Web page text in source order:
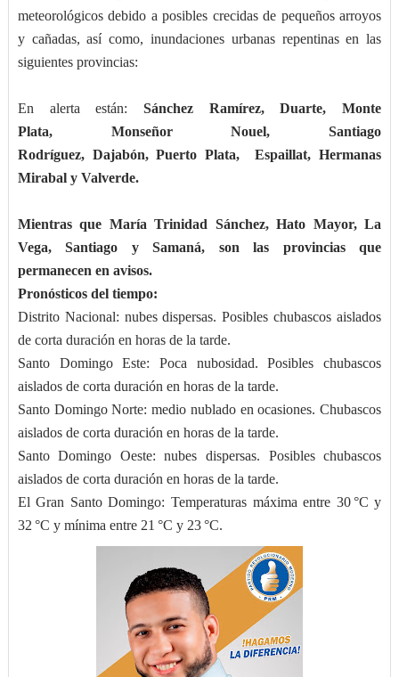
meteorológicos debido a posibles crecidas de pequeños arroyos
y cañadas, así como, inundaciones urbanas repentinas en las
siguientes provincias:
En alerta están: Sánchez Ramírez, Duarte, Monte
Plata, Monseñor Nouel, Santiago
Rodríguez, Dajabón, Puerto Plata, Espaillat, Hermanas
Mirabal y Valverde.
Mientras que María Trinidad Sánchez, Hato Mayor, La
Vega, Santiago y Samaná, son las provincias que
permanecen en avisos.
Pronósticos del tiempo:
Distrito Nacional: nubes dispersas. Posibles chubascos aislados
de corta duración en horas de la tarde.
Santo Domingo Este: Poca nubosidad. Posibles chubascos
aislados de corta duración en horas de la tarde.
Santo Domingo Norte: medio nublado en ocasiones. Chubascos
aislados de corta duración en horas de la tarde.
Santo Domingo Oeste: nubes dispersas. Posibles chubascos
aislados de corta duración en horas de la tarde.
El Gran Santo Domingo: Temperaturas máxima entre 30 °C y
32 °C y mínima entre 21 °C y 23 °C.